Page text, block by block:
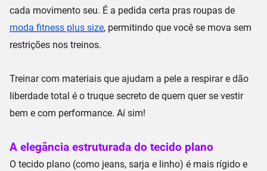
cada movimento seu. É a pedida certa pras roupas de
moda fitness plus size, permitindo que você se mova sem
restrições nos treinos.
Treinar com materiais que ajudam a pele a respirare dão
liberdade total é o truque secreto de quem quer se vestir
bem e com performance. Aí sim!
A elegância estruturada do tecido plano
O tecido plano (como jeans, sarja e linho) é mais rígido e